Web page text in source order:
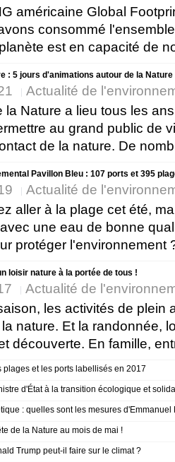
américaine Global
consommé
est en capacité de
: 5 jours d'animations autour de la Nature
Actualité de
la Nature a lieu tous les
au grand public de
de la nature. De
Pavillon Bleu : 107 ports et 395
Actualité de
aller à la plage cet été,
une eau de bonne
protéger l'environnement
loisir nature à la portée de tous !
Actualité de
les activités de plein
nature. Et la randonnée,
découverte. En famille,
plages et les ports labellisés en 2017
d'État à la transition écologique et
: quelles sont les mesures d'Emmanuel
de la Nature au mois de mai !
Trump peut-il faire sur le climat ?